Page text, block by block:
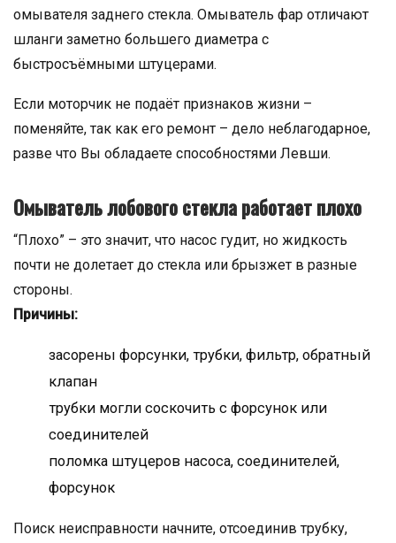
омывателя заднего стекла. Омыватель фар отличают
шланги заметно большего диаметра с
быстросъёмными штуцерами.
Если моторчик не подаёт признаков жизни –
поменяйте, так как его ремонт – дело неблагодарное,
разве что Вы обладаете способностями Левши.
Омыватель лобового стекла работает плохо
“Плохо” – это значит, что насос гудит, но жидкость
почти не долетает до стекла или брызжет в разные
стороны.
Причины:
засорены форсунки, трубки, фильтр, обратный
клапан
трубки могли соскочить с форсунок или
соединителей
поломка штуцеров насоса, соединителей,
форсунок
Поиск неисправности начните, отсоединив трубку,